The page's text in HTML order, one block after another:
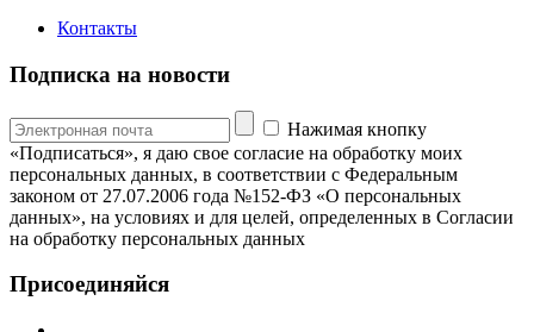
Контакты
Подписка на новости
Нажимая кнопку
«Подписаться», я даю свое согласие на обработку моих
персональных данных, в соответствии с Федеральным
законом от 27.07.2006 года №152-ФЗ «О персональных
данных», на условиях и для целей, определенных в Согласии
на обработку персональных данных
Присоединяйся